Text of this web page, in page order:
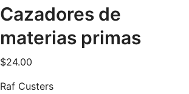
Cazadores de
materias primas
$24.00
Raf Custers